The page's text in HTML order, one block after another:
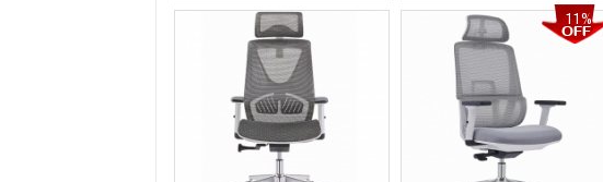
11%